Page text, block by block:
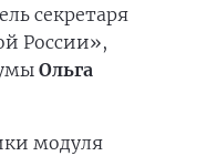
секретаря
России»,
Ольга
модуля